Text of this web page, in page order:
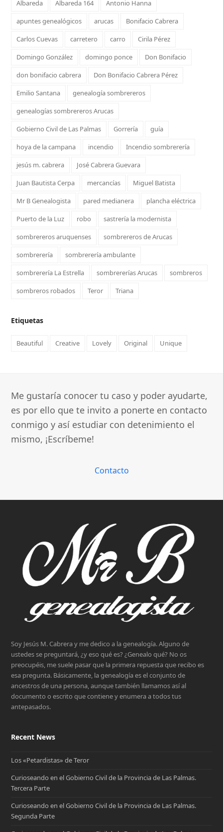
Albareda Albareda 164
Antonio Hanna
apuntes genealógicos
arucas
Bonifacio Cabrera
Carlos Cuevas
carretero carro
Cirila Pérez
Domingo González
domingo ponce
Don Bonifacio
don bonifacio cabrera
Don Bonifacio Cabrera Pérez
Emilio Santana
genealogía sombrereros
genealogías sombrereros Arucas
Gobierno Civil de Las Palmas
Gorrería
guía
hoya de la campana
incendio
Incendio sombrerería
jesús m. cabrera
José Cabrera Guevara
Juan Bautista Cerpa
mercancías
Miguel Batista
Mr B Genealogista
pared medianera
plancha eléctrica
Puerto de la Luz
robo
sastrería la modernista
sombrereros aruquenses
sombrereros de Arucas
sombrerería
sombrerería ambulante
sombrerería La Estrella
sombrererías Arucas
sombreros
sombreros robados
Teror Triana
Etiquetas
Beautiful Creative Lovely Original Unique
Me gustaría conocer tu caso y poder ayudarte,
es por ello que te invito a ponerte en contacto
conmigo y así estudiar con detenimiento el
mismo, ¡Escríbeme!
Contacto
Soy Jesús M. Cabrera y me dedico a la genealogía. Alguno de
ustedes se preguntará, ¿y eso qué es? ¿Genealo qué? No os
preocupéis, me suele pasar que la primera repuesta que recibo es
esa pregunta. Básicamente, la genealogía es el conjunto de
ancestros de una persona, aunque también llamamos así al
documento o escrito que contiene y enumera a todos tus
antepasados.
Recent News
Los «Petardistas» de Teror
Curioseando en el Gobierno Civil de la Provincia de Las Palmas.
Tercera Parte
Curioseando en el Gobierno Civil de la Provincia de Las Palmas.
Segunda Parte